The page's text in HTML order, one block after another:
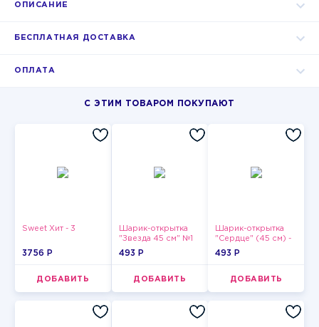
ОПИСАНИЕ
БЕСПЛАТНАЯ ДОСТАВКА
ОПЛАТА
С ЭТИМ ТОВАРОМ ПОКУПАЮТ
Sweet Хит - 3
3756 P
ДОБАВИТЬ
Шарик-открытка
"Звезда 45 см" №1
493 P
ДОБАВИТЬ
Шарик-открытка
"Сердце" (45 см) -
2
493 P
ДОБАВИТЬ